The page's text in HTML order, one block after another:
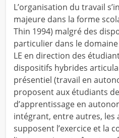
L’organisation du travail
majeure dans la forme
Thin 1994) malgré des
particulier dans le
LE en direction des
dispositifs hybrides
présentiel (travail en
proposent aux étudiants
d’apprentissage en
intégrant, entre autres, les
supposent l’exercice et la